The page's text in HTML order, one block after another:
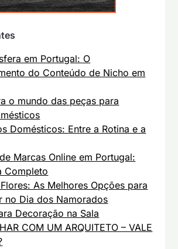
em Portugal: O
do Conteúdo de Nicho em
o mundo das peças para
Domésticos: Entre a Rotina e a
Marcas Online em Portugal:
Completo
As Melhores Opções para
no Dia dos Namorados
Decoração na Sala
COM UM ARQUITETO – VALE